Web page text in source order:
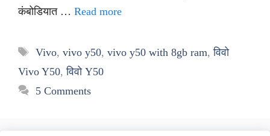
कंबोडियात … Read more
Tags
Vivo, vivo y50, vivo y50 with 8gb ram,विवो
Vivo Y50,विवो Y50
5 Comments